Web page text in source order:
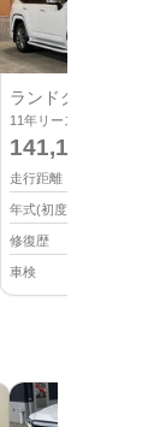
ランドクルーザー
11年リース月額定額
141,130
走行距離
年式(初度登録)
修復歴
車検